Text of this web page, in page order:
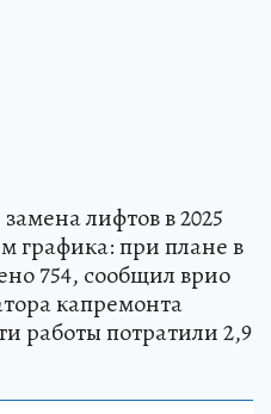
лифтов в 2025
графика: при плане в
754, сообщил врио
капремонта
работы потратили 2,9